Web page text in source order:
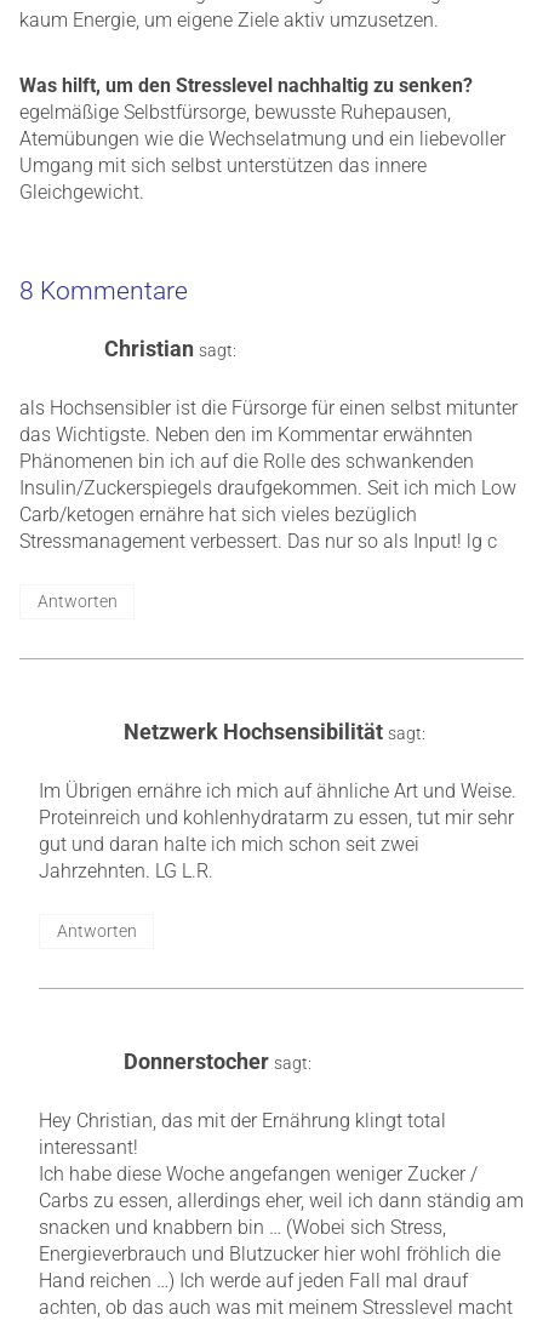
kaum Energie, um eigene Ziele aktiv umzusetzen.
Was hilft, um den Stresslevel nachhaltig zu senken?
egelmäßige Selbstfürsorge, bewusste Ruhepausen,
Atemübungen wie die Wechselatmung und ein liebevoller
Umgang mit sich selbst unterstützen das innere
Gleichgewicht.
8 Kommentare
Christian sagt:
als Hochsensibler ist die Fürsorge für einen selbst mitunter
das Wichtigste. Neben den im Kommentar erwähnten
Phänomenen bin ich auf die Rolle des schwankenden
Insulin/Zuckerspiegels draufgekommen. Seit ich mich Low
Carb/ketogen ernähre hat sich vieles bezüglich
Stressmanagement verbessert. Das nur so als Input! lg c
Antworten
Netzwerk Hochsensibilität sagt:
Im Übrigen ernähre ich mich auf ähnliche Art und Weise.
Proteinreich und kohlenhydratarm zu essen, tut mir sehr
gut und daran halte ich mich schon seit zwei
Jahrzehnten. LG L.R.
Antworten
Donnerstocher sagt:
Hey Christian, das mit der Ernährung klingt total
interessant!
Ich habe diese Woche angefangen weniger Zucker /
Carbs zu essen, allerdings eher, weil ich dann ständig am
snacken und knabbern bin … (Wobei sich Stress,
Energieverbrauch und Blutzucker hier wohl fröhlich die
Hand reichen …) Ich werde auf jeden Fall mal drauf
achten, ob das auch was mit meinem Stresslevel macht